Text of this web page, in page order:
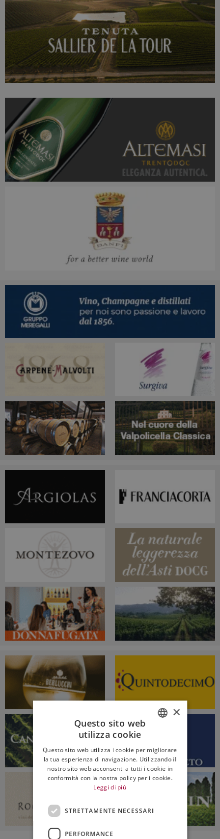
ENGLISH
×
Questo sito web
utilizza cookie
Questo sito web utilizza i cookie per migliorare
la tua esperienza di navigazione. Utilizzando il
nostro sito web acconsenti a tutti i cookie in
conformità con la nostra policy per i cookie.
Leggi di più
STRETTAMENTE NECESSARI
PERFORMANCE